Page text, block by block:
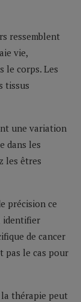
ressemblent
vie,
le corps. Les
tissus
une variation
dans les
les êtres
précision ce
identifier
de cancer
pas le cas pour
thérapie peut